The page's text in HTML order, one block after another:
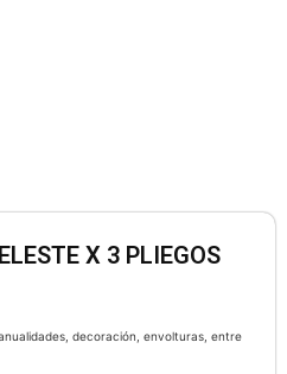
X 3 PLIEGOS
decoración, envolturas, entre